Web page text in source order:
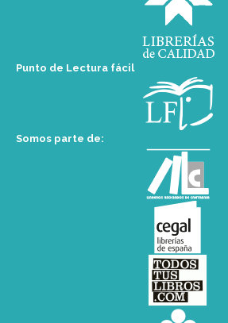
Punto de Lectura fácil
Somos parte de: